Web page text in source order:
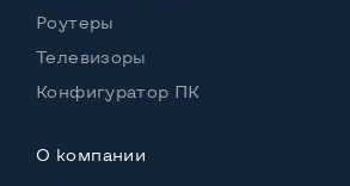
Подсветка клавиатуры
Русские и украинские буквы на
Роутеры
Телевизоры
Конфигуратор ПК
О компании